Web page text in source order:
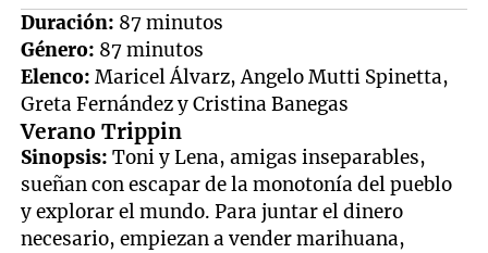
Duración: 87 minutos
Género: 87 minutos
Elenco: Maricel Álvarz, Angelo Mutti Spinetta,
Greta Fernández y Cristina Banegas
Verano Trippin
Sinopsis: Toni y Lena, amigas inseparables,
sueñan con escapar de la monotonía del pueblo
y explorar el mundo. Para juntar el dinero
necesario, empiezan a vender marihuana,